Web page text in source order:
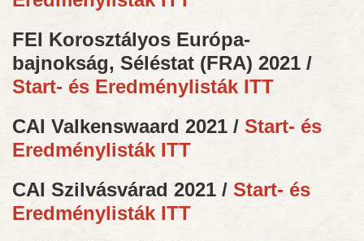
FEI Korosztályos Európa-
bajnokság, Séléstat (FRA) 2021 /
Start- és Eredménylisták ITT
CAI Valkenswaard 2021 / Start- és
Eredménylisták ITT
CAI Szilvásvárad 2021 / Start- és
Eredménylisták ITT